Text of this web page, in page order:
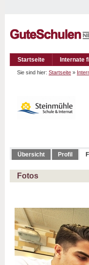
Startseite Internate
Sie sind hier: Startseite »
Übersicht Profil
Fotos